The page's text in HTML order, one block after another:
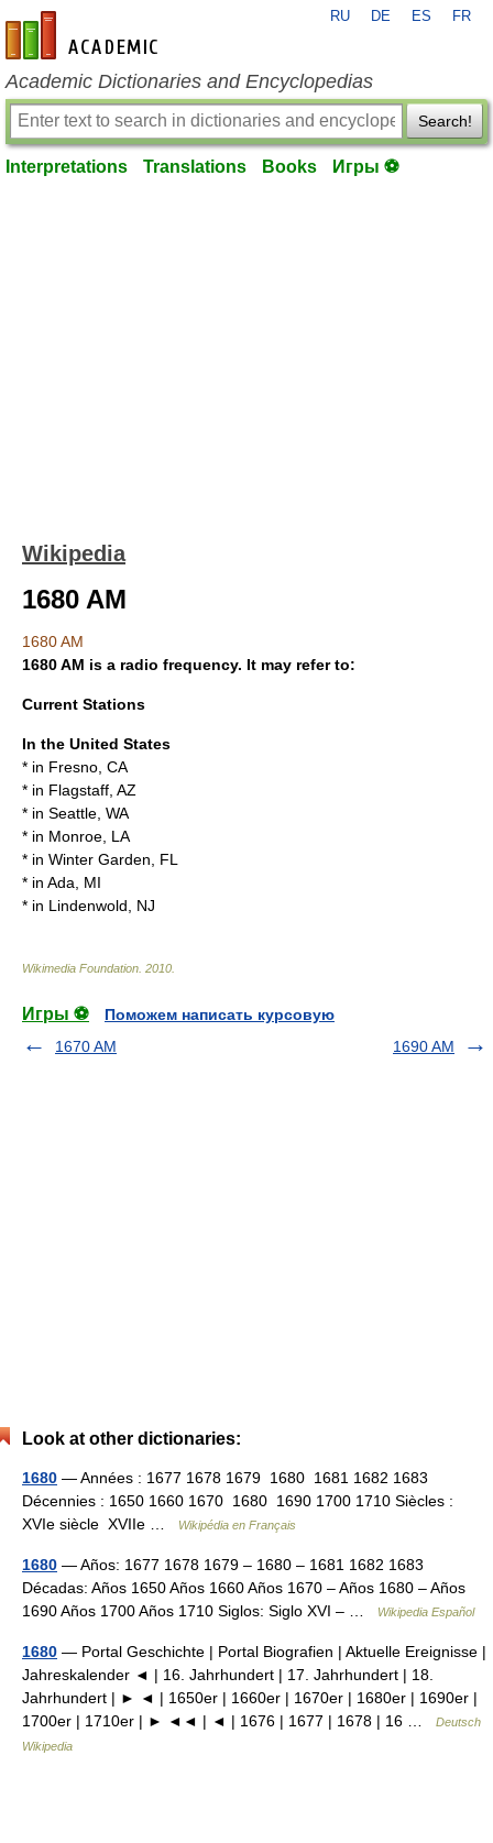
en-academic.com
RU DE ES FR
Academic Dictionaries and Encyclopedias
Search!
Interpretations Translations Books Игры ⚽
Wikipedia
1680 AM
1680 AM
1680 AM is a radio frequency. It may refer to:
Current Stations
In the United States
* in Fresno, CA
* in Flagstaff, AZ
* in Seattle, WA
* in Monroe, LA
* in Winter Garden, FL
* in Ada, MI
* in Lindenwold, NJ
Wikimedia Foundation 2010
Игры ⚽
Поможем написать курсовую
1670 AM
1690 AM
Look at other dictionaries:
1680 — Années : 1677 1678 1679 1680 1681 1682 1683
Décennies : 1650 1660 1670 1680 1690 1700 1710 Siècles :
XVIe siècle XVIIe …
Wikipédia en Français
1680 — Años: 1677 1678 1679 – 1680 – 1681 1682 1683
Décadas: Años 1650 Años 1660 Años 1670 – Años 1680 – Años
1690 Años 1700 Años 1710 Siglos: Siglo XVI – …
Wikipedia Español
1680 — Portal Geschichte | Portal Biografien | Aktuelle Ereignisse |
Jahreskalender ◄ | 16. Jahrhundert | 17. Jahrhundert | 18.
Jahrhundert | ► ◄ | 1650er | 1660er | 1670er | 1680er | 1690er |
1700er | 1710er | ► ◄◄ | ◄ | 1676 | 1677 | 1678 | 16 …
Deutsch
Wikipedia